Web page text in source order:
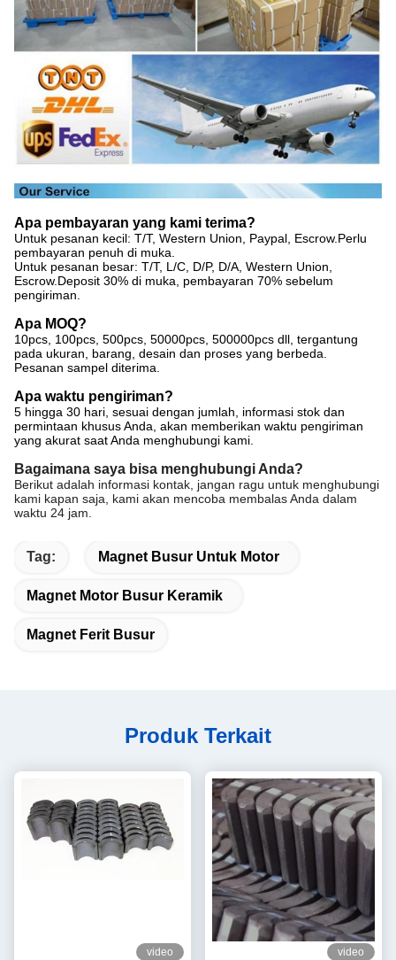
Apa pembayaran yang kami terima?
Untuk pesanan kecil: T/T, Western Union, Paypal, Escrow.Perlu
pembayaran penuh di muka.
Untuk pesanan besar: T/T, L/C, D/P, D/A, Western Union,
Escrow.Deposit 30% di muka, pembayaran 70% sebelum
pengiriman.
Apa MOQ?
10pcs, 100pcs, 500pcs, 50000pcs, 500000pcs dll, tergantung
pada ukuran, barang, desain dan proses yang berbeda.
Pesanan sampel diterima.
Apa waktu pengiriman?
5 hingga 30 hari, sesuai dengan jumlah, informasi stok dan
permintaan khusus Anda, akan memberikan waktu pengiriman
yang akurat saat Anda menghubungi kami.
Bagaimana saya bisa menghubungi Anda?
Berikut adalah informasi kontak, jangan ragu untuk menghubungi
kami kapan saja, kami akan mencoba membalas Anda dalam
waktu 24 jam.
Tag: Magnet Busur Untuk Motor
Magnet Motor Busur Keramik
Magnet Ferit Busur
Produk Terkait
video video